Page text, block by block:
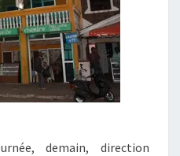
demain, direction